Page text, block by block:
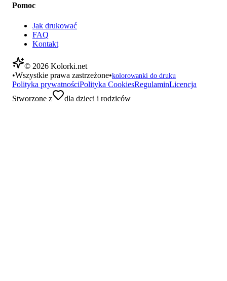
Pomoc
Jak drukować
FAQ
Kontakt
© 2026 Kolorki.net
•Wszystkie prawa zastrzeżone•kolorowanki do druku
Polityka prywatnościPolityka CookiesRegulaminLicencja
Stworzone z
dla dzieci i rodziców